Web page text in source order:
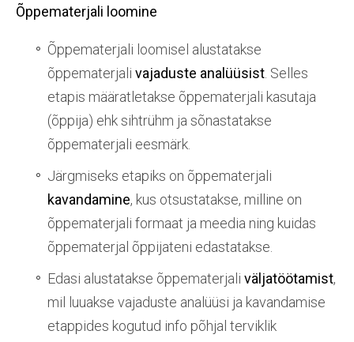
Õppematerjali loomine
Õppematerjali loomisel alustatakse
õppematerjali vajaduste analüüsist . Selles
etapis määratletakse õppematerjali kasutaja
(õppija) ehk sihtrühm ja sõnastatakse
õppematerjali eesmärk.
Järgmiseks etapiks on õppematerjali
kavandamine, kus otsustatakse, milline on
õppematerjali formaat ja meedia ning kuidas
õppematerjal õppijateni edastatakse.
Edasi alustatakse õppematerjali väljatöötamist,
mil luuakse vajaduste analüüsi ja kavandamise
etappides kogutud info põhjal terviklik